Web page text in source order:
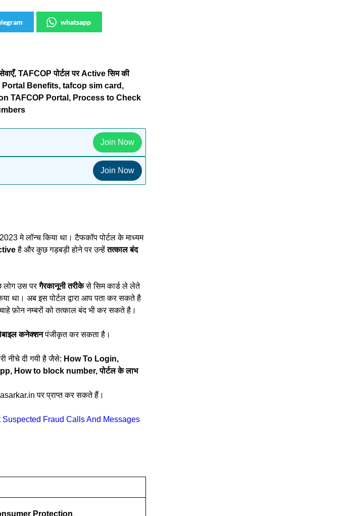
whatsapp
सेवाएँ, TAFCOP पोर्टल पर Active सिम की
Portal Benefits, tafcop sim card,
TAFCOP Portal, Process to Check
Join Now
Join Now
मे लॉन्च किया था। टैफकॉप पोर्टल के माध्यम
है और कुछ गड़बड़ी होने पर उन्हेंतत्काल बंद
लोग उस परगैरकानूनी तरीकेसे सिम कार्ड ले लेते
था। अब इस पोर्टल द्वारा आप पता कर सकते है
फ़ोन नम्बरों को तत्काल बंद भी कर सकते है।
कनेक्शनपंजीकृत कर सकता है।
नीचे दी गयी है जैसे: How To Login,
How to block number, पोर्टल के लाभ
पर प्राप्त कर सकते हैं।
Fraud Calls And Messages
Protection